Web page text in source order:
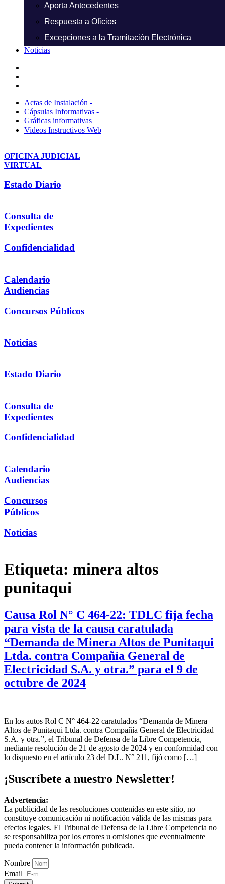
Aporta Antecedentes
Respuesta a Oficios
Excepciones a la Tramitación Electrónica
Noticias
Actas de Instalación -
Cápsulas Informativas -
Gráficas informativas
Videos Instructivos Web
OFICINA JUDICIAL
VIRTUAL
Estado Diario
Consulta de
Expedientes
Confidencialidad
Calendario
Audiencias
Concursos Públicos
Noticias
Estado Diario
Consulta de
Expedientes
Confidencialidad
Calendario
Audiencias
Concursos
Públicos
Noticias
Etiqueta: minera altos
punitaqui
Causa Rol N° C 464-22: TDLC fija fecha
para vista de la causa caratulada
“Demanda de Minera Altos de Punitaqui
Ltda. contra Compañía General de
Electricidad S.A. y otra.” para el 9 de
octubre de 2024
En los autos Rol C N° 464-22 caratulados “Demanda de Minera
Altos de Punitaqui Ltda. contra Compañía General de Electricidad
S.A. y otra.”, el Tribunal de Defensa de la Libre Competencia,
mediante resolución de 21 de agosto de 2024 y en conformidad con
lo dispuesto en el artículo 23 del D.L. N° 211, fijó como […]
¡Suscríbete a nuestro Newsletter!
Advertencia:
La publicidad de las resoluciones contenidas en este sitio, no
constituye comunicación ni notificación válida de las mismas para
efectos legales. El Tribunal de Defensa de la Libre Competencia no
se responsabiliza por los errores u omisiones que eventualmente
pueda contener la información publicada.
Nombre
Email